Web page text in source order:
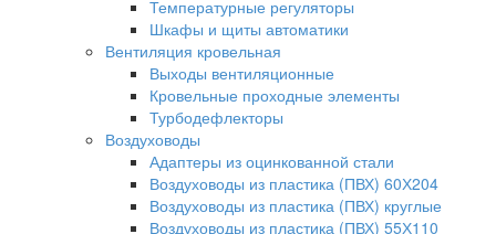
Температурные регуляторы
Шкафы и щиты автоматики
Вентиляция кровельная
Выходы вентиляционные
Кровельные проходные элементы
Турбодефлекторы
Воздуховоды
Адаптеры из оцинкованной стали
Воздуховоды из пластика (ПВХ) 60Х204
Воздуховоды из пластика (ПВХ) круглые
Воздуховоды из пластика (ПВХ) 55Х110